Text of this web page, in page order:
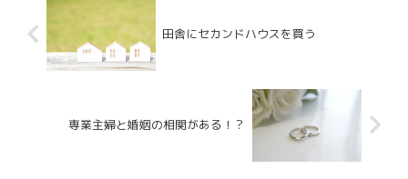
田舎にセカンドハウスを買う
専業主婦と婚姻の相関がある！？